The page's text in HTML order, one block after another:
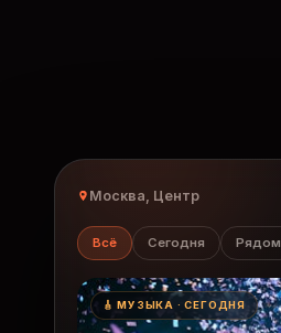
Москва, Центр
Всё Сегодня Рядом
🎸 МУЗЫКА · СЕГОДНЯ